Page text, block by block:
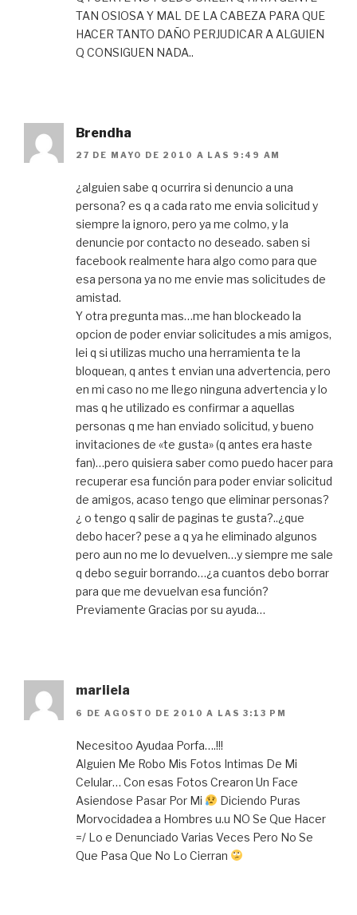
TAN OSIOSA Y MAL DE LA CABEZA PARA QUE
HACER TANTO DAÑO PERJUDICAR A ALGUIEN
Q CONSIGUEN NADA..
Brendha
27 DE MAYO DE 2010 A LAS 9:49 AM
¿alguien sabe q ocurrira si denuncio a una
persona? es q a cada rato me envia solicitud y
siempre la ignoro, pero ya me colmo, y la
denuncie por contacto no deseado. saben si
facebook realmente hara algo como para que
esa persona ya no me envie mas solicitudes de
amistad.
Y otra pregunta mas…me han blockeado la
opcion de poder enviar solicitudes a mis amigos,
lei q si utilizas mucho una herramienta te la
bloquean, q antes t envian una advertencia, pero
en mi caso no me llego ninguna advertencia y lo
mas q he utilizado es confirmar a aquellas
personas q me han enviado solicitud, y bueno
invitaciones de «te gusta» (q antes era haste
fan)…pero quisiera saber como puedo hacer para
recuperar esa función para poder enviar solicitud
de amigos, acaso tengo que eliminar personas?
¿ o tengo q salir de paginas te gusta?..¿que
debo hacer? pese a q ya he eliminado algunos
pero aun no me lo devuelven…y siempre me sale
q debo seguir borrando…¿a cuantos debo borrar
para que me devuelvan esa función?
Previamente Gracias por su ayuda…
mariiela
6 DE AGOSTO DE 2010 A LAS 3:13 PM
Necesitoo Ayudaa Porfa….!!!
Alguien Me Robo Mis Fotos Intimas De Mi
Celular… Con esas Fotos Crearon Un Face
Asiendose Pasar Por Mi
Diciendo Puras
Morvocidadea a Hombres u.u NO Se Que Hacer
=/ Lo e Denunciado Varias Veces Pero No Se
Que Pasa Que No Lo Cierran